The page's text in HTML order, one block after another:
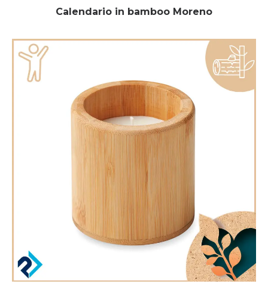
Calendario in bamboo Moreno